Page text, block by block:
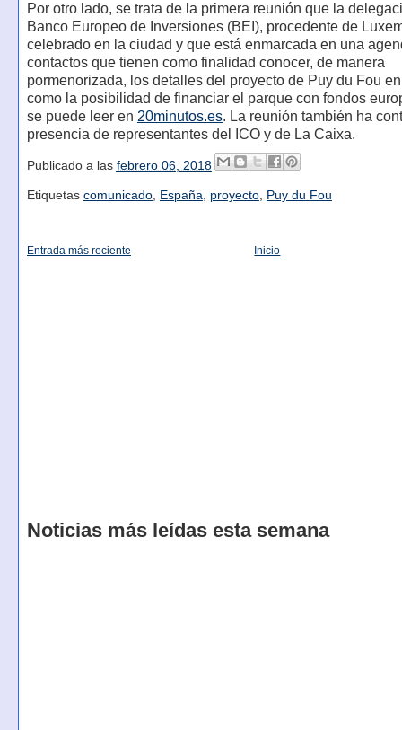
Por otro lado, se trata de la primera reunión que la
Banco Europeo de Inversiones (BEI), procedente de
celebrado en la ciudad y que está enmarcada en una
contactos que tienen como finalidad conocer, de manera
pormenorizada, los detalles del proyecto de Puy du Fou
como la posibilidad de financiar el parque con fondos
se puede leer en 20minutos.es. La reunión también ha
presencia de representantes del ICO y de La Caixa.
Publicado a las febrero 06, 2018
Etiquetas comunicado, España, proyecto, Puy du Fou
Entrada más reciente Inicio
Noticias más leídas esta semana